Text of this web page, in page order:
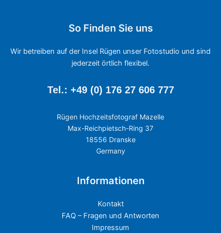
So Finden Sie uns
Wir betreiben auf der Insel Rügen unser Fotostudio und sind
jederzeit örtlich flexibel.
Tel.: +49 (0) 176 27 606 777
Rügen Hochzeitsfotograf Mazelle
Max-Reichpietsch-Ring 37
18556 Dranske
Germany
Informationen
Kontakt
FAQ – Fragen und Antworten
Impressum